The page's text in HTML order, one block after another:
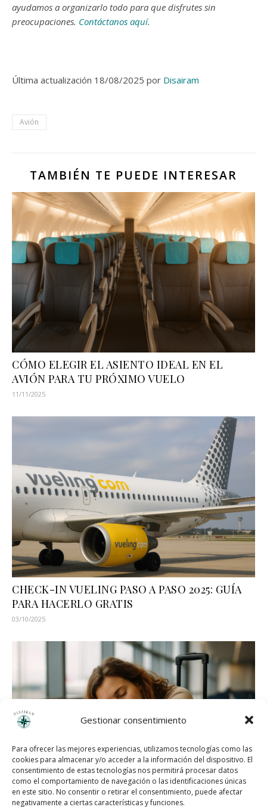
Gestionar consentimiento
Para ofrecer las mejores experiencias, utilizamos tecnologías como las
cookies para almacenar y/o acceder a la información del dispositivo. El
consentimiento de estas tecnologías nos permitirá procesar datos
como el comportamiento de navegación o las identificaciones únicas
en este sitio. No consentir o retirar el consentimiento, puede afectar
negativamente a ciertas características y funciones.
ayudamos a organizarlo todo para que disfrutes sin
preocupaciones. Contáctanos aquí.
Última actualización 18/08/2025 por Disairam
Avión
TAMBIÉN TE PUEDE INTERESAR
CÓMO ELEGIR EL ASIENTO IDEAL EN EL
AVIÓN PARA TU PRÓXIMO VUELO
11/11/2025
CHECK-IN VUELING PASO A PASO 2025: GUÍA
PARA HACERLO GRATIS
03/10/2025